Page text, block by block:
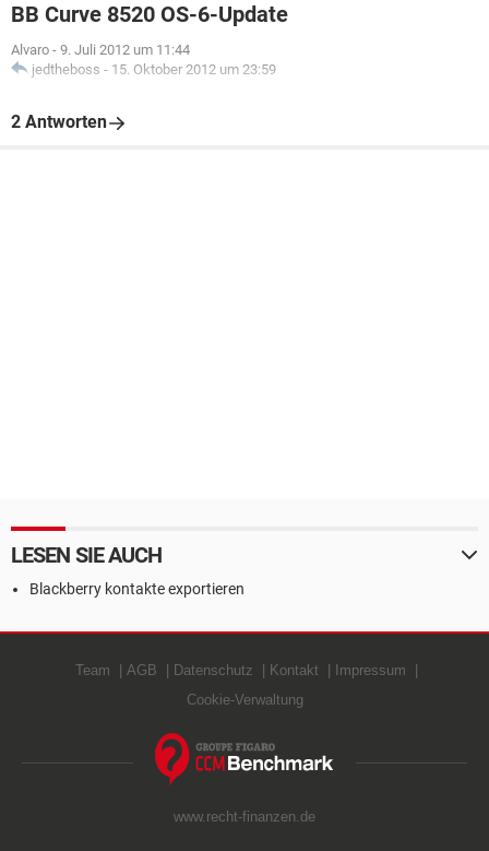
BB Curve 8520 OS-6-Update
Alvaro - 9. Juli 2012 um 11:44
jedtheboss - 15. Oktober 2012 um 23:59
2 Antworten
LESEN SIE AUCH
Blackberry kontakte exportieren
Team AGB Datenschutz Kontakt
Impressum
Cookie-Verwaltung
www.recht-finanzen.de